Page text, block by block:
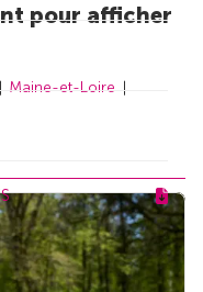
pour afficher
Maine-et-Loire